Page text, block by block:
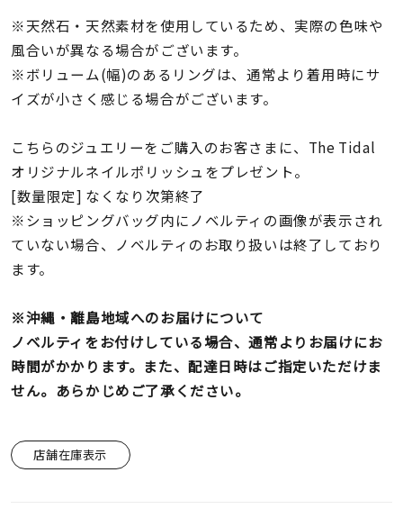
価格 ¥0
※天然石・天然素材を使用しているため、実際の色味や
風合いが異なる場合がございます。
※ボリューム(幅)のあるリングは、通常より着用時にサ
イズが小さく感じる場合がございます。
こちらのジュエリーをご購入のお客さまに、The Tidal
オリジナルネイルポリッシュをプレゼント。
[数量限定] なくなり次第終了
※ショッピングバッグ内にノベルティの画像が表示され
ていない場合、ノベルティのお取り扱いは終了しており
ます。
※沖縄・離島地域へのお届けについて
ノベルティをお付けしている場合、通常よりお届けにお
時間がかかります。また、配達日時はご指定いただけま
せん。あらかじめご了承ください。
店舗在庫表示